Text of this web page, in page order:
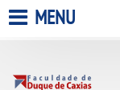
MENU